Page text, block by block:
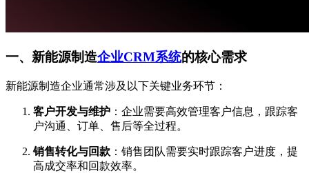
一、新能源制造企业CRM系统的核心需求
新能源制造企业通常涉及以下关键业务环节：
客户开发与维护 ：企业需要高效管理客户信息，跟踪客
户沟通、订单、售后等全过程。
销售转化与回款 ：销售团队需要实时跟踪客户进度，提
高成交率和回款效率。